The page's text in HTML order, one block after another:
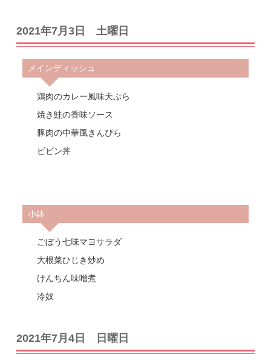
2021年7月3日 土曜日
メインディッシュ
鶏肉のカレー風味天ぷら
焼き鮭の香味ソース
豚肉の中華風きんぴら
ビビン丼
小鉢
ごぼう七味マヨサラダ
大根菜ひじき炒め
けんちん味噌煮
冷奴
2021年7月4日 日曜日